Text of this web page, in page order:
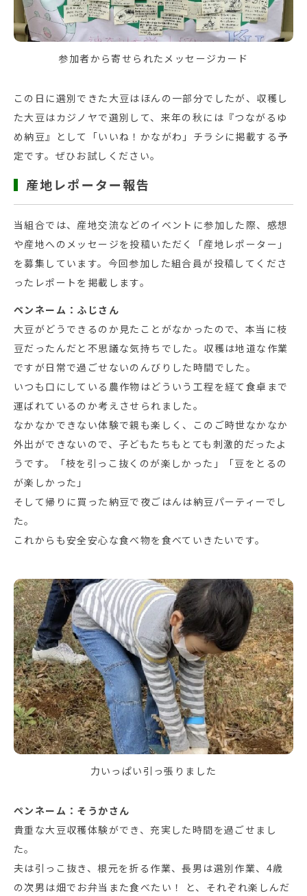
参加者から寄せられたメッセージカード
この日に選別できた大豆はほんの一部分でしたが、収穫し
た大豆はカジノヤで選別して、来年の秋には『つながるゆ
め納豆』として「いいね！かながわ」チラシに掲載する予
定です。ぜひお試しください。
産地レポーター報告
当組合では、産地交流などのイベントに参加した際、感想
や産地へのメッセージを投稿いただく「産地レポーター」
を募集しています。今回参加した組合員が投稿してくださ
ったレポートを掲載します。
ペンネーム：ふじさん
大豆がどうできるのか見たことがなかったので、本当に枝
豆だったんだと不思議な気持ちでした。収穫は地道な作業
ですが日常で過ごせないのんびりした時間でした。
いつも口にしている農作物はどういう工程を経て食卓まで
運ばれているのか考えさせられました。
なかなかできない体験で親も楽しく、このご時世なかなか
外出ができないので、子どもたちもとても刺激的だったよ
うです。「枝を引っこ抜くのが楽しかった」「豆をとるの
が楽しかった」
そして帰りに買った納豆で夜ごはんは納豆パーティーでし
た。
これからも安全安心な食べ物を食べていきたいです。
力いっぱい引っ張りました
ペンネーム：そうかさん
貴重な大豆収穫体験ができ、充実した時間を過ごせまし
た。
夫は引っこ抜き、根元を折る作業、長男は選別作業、4歳
の次男は畑でお弁当また食べたい！ と、それぞれ楽しんだ